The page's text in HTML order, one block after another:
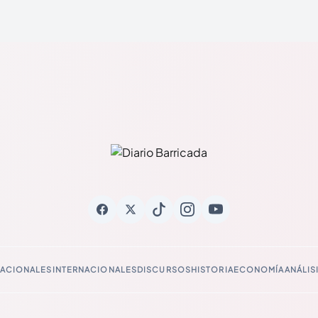
INTERNACIONALESDISCURSOSHISTORIAECONOMÍA